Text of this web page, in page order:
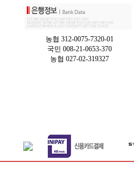
농협 312-0075-7320-01
국민 008-21-0653-370
농협 027-02-319327